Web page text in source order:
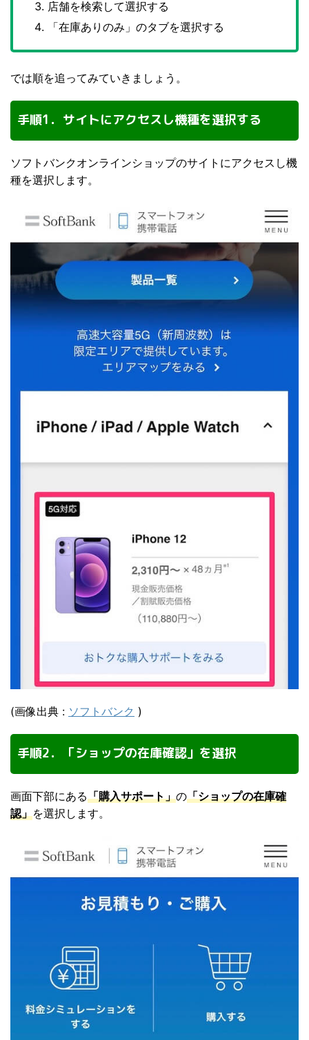
店舗を検索して選択する
「在庫ありのみ」のタブを選択する
では順を追ってみていきましょう。
手順1．サイトにアクセスし機種を選択する
ソフトバンクオンラインショップのサイトにアクセスし機
種を選択します。
(画像出典 : ソフトバンク )
手順2．「ショップの在庫確認」を選択
画面下部にある「購入サポート」の「ショップの在庫確
認」を選択します。